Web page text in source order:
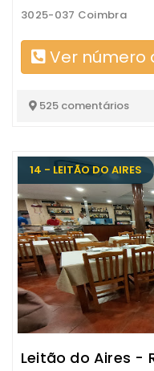
3025-037 Coimbra
Ver número
525 comentários
14 - LEITÃO DO AIRES
Leitão do Aires -